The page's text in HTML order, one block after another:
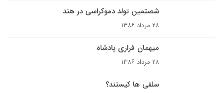
شصتمین تولد دموکراسی در هند
۲۸ مرداد ۱۳۸۶
ميهمان فرارى پادشاه
۲۸ مرداد ۱۳۸۶
سلفى ها کيستند؟